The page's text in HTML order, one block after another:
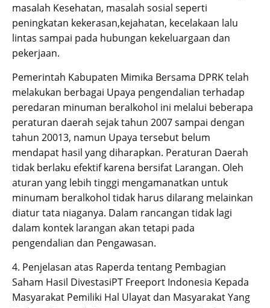
masalah Kesehatan, masalah sosial seperti
peningkatan kekerasan,kejahatan, kecelakaan lalu
lintas sampai pada hubungan kekeluargaan dan
pekerjaan.
Pemerintah Kabupaten Mimika Bersama DPRK telah
melakukan berbagai Upaya pengendalian terhadap
peredaran minuman beralkohol ini melalui beberapa
peraturan daerah sejak tahun 2007 sampai dengan
tahun 20013, namun Upaya tersebut belum
mendapat hasil yang diharapkan. Peraturan Daerah
tidak berlaku efektif karena bersifat Larangan. Oleh
aturan yang lebih tinggi mengamanatkan untuk
minumam beralkohol tidak harus dilarang melainkan
diatur tata niaganya. Dalam rancangan tidak lagi
dalam kontek larangan akan tetapi pada
pengendalian dan Pengawasan.
4. Penjelasan atas Raperda tentang Pembagian
Saham Hasil DivestasiPT Freeport Indonesia Kepada
Masyarakat Pemiliki Hal Ulayat dan Masyarakat Yang